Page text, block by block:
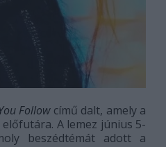
Followcímű dalt, amely a
A lemez június 5-
beszédtémát adott a